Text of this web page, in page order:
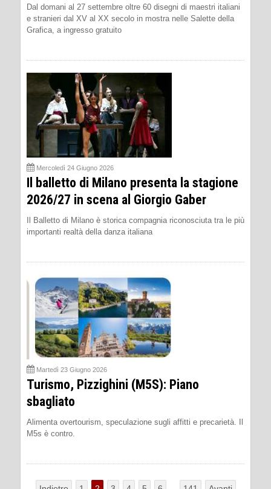
Dal domani al 27 settembre oltre 60 disegni di maestri italiani
e stranieri dal XV al XX secolo in mostra nelle Salette della
Grafica, a ingresso gratuito
Mercoledì 24 Giugno 2026
Il balletto di Milano presenta la stagione
2026/27 in scena al Giorgio Gaber
Il Balletto di Milano è storica compagnia riconosciuta tra le più
importanti realtà della danza italiana
Martedì 23 Giugno 2026
Turismo, Pizzighini (M5S): Piano
sbagliato
Alimenta overtourism, speculazione sugli affitti e precarietà. Il
M5s è contro.